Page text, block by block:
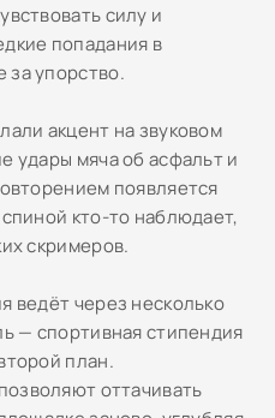
силу и
попадания в
упорство.
акцент на звуковом
удары мяча об асфальт и
появляется
кто-то наблюдает,
скримеров.
ведёт через несколько
— спортивная стипендия
план.
оттачивать